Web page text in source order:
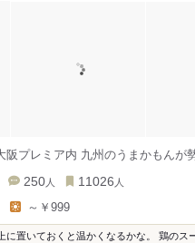
阪プレミア内 九州のうまかもんが
250 人 11026 人
～￥999
に置いておくと温かくなるかな。 鶏のス